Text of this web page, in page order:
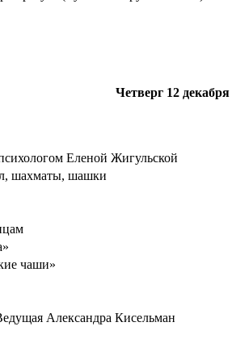
Четверг 12 декабря
Еленой Жигульской
шахматы, шашки
чаши»
Александра Кисельман